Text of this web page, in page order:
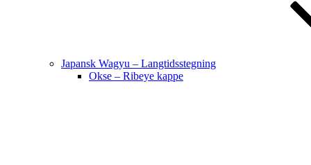
Japansk Wagyu – Langtidsstegning
Okse – Ribeye kappe